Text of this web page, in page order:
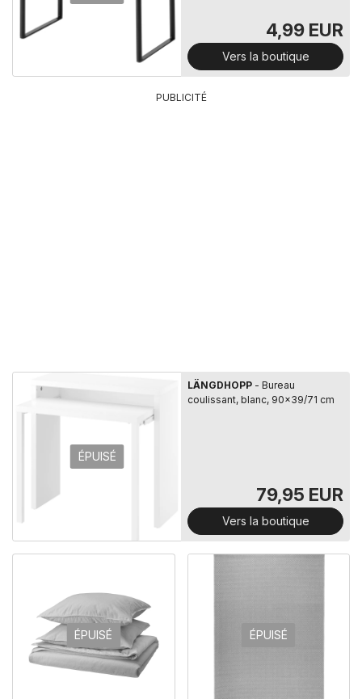
4,99 EUR
Vers la boutique
PUBLICITÉ
ÉPUISÉ
LÄNGDHOPP - Bureau
coulissant, blanc, 90x39/71 cm
79,95 EUR
Vers la boutique
ÉPUISÉ ÉPUISÉ